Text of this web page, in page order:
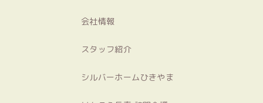
会社情報
スタッフ紹介
シルバーホームひきやま